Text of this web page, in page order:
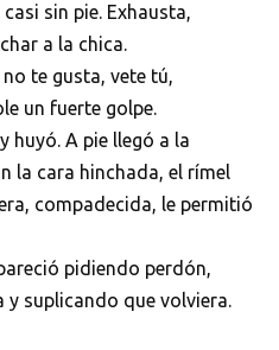
sin pie. Exhausta,
a la chica.
te gusta, vete tú,
un fuerte golpe.
huyó. A pie llegó a la
la cara hinchada, el rímel
compadecida, le permitió
pidiendo perdón,
suplicando que volviera.